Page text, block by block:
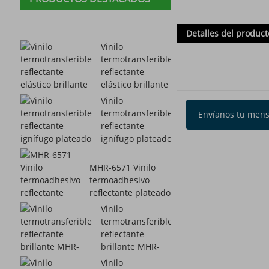
Vinilo
termotransferible
reflectante
elástico brillante
MHR-6272
Vinilo
termotransferible
reflectante
ignífugo plateado
MHR-6571 Vinilo
termoadhesivo
reflectante plateado
con revestimiento
adhesivo
Vinilo
termotransferible
reflectante
brillante MHR-
6271
Vinilo
Detalles del
Envíanos tu